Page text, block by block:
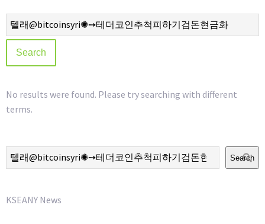
No results were found. Please try searching with different
terms.
Search
KSEANY News